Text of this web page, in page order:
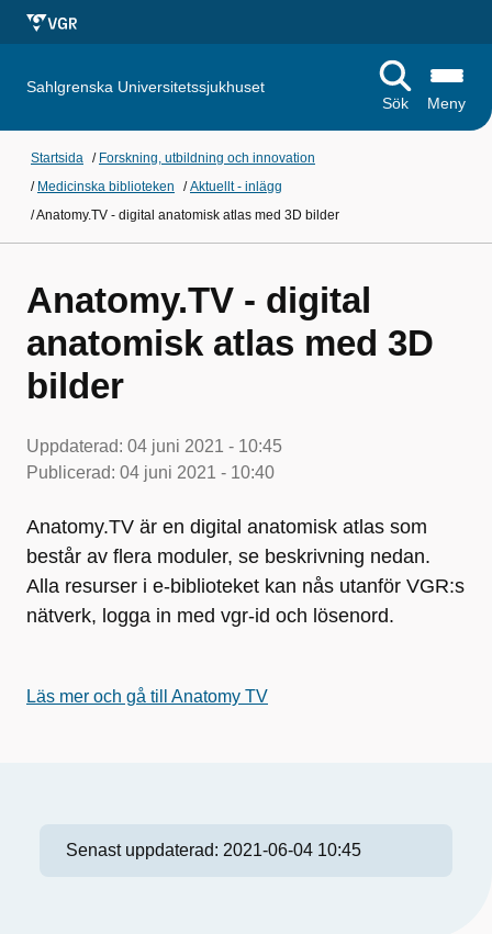
Sahlgrenska Universitetssjukhuset
Sök
Meny
Startsida / Forskning, utbildning och innovation
/ Medicinska biblioteken /Aktuellt - inlägg
/Anatomy.TV - digital anatomisk atlas med 3D bilder
Anatomy.TV - digital
anatomisk atlas med 3D
bilder
Uppdaterad: 04 juni 2021 - 10:45
Publicerad: 04 juni 2021 - 10:40
Anatomy.TV är en digital anatomisk atlas som
består av flera moduler, se beskrivning nedan.
Alla resurser i e-biblioteket kan nås utanför VGR:s
nätverk, logga in med vgr-id och lösenord.
Läs mer och gå till Anatomy TV
Senast uppdaterad: 2021-06-04 10:45